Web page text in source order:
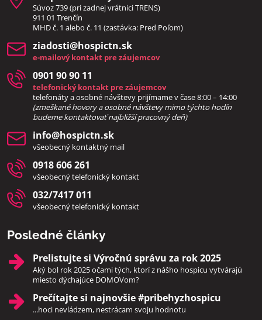
Súvoz 739 (pri zadnej vrátnici TRENS)
911 01 Trenčín
MHD č. 1 alebo č. 11 (zastávka: Pred Poľom)
ziadosti​@hospictn​.sk
e-mailový kontakt pre záujemcov
0901 90 90 11
telefonický kontakt pre záujemcov
telefonáty a osobné návštevy prijímame v čase 8:00 – 14:00
(zmeškané hovory a osobné návštevy mimo týchto hodín
budeme kontaktovať najbližší pracovný deň)
info​@hospictn​.sk
všeobecný kontaktný mail
0918 606 261
všeobecný telefonický kontakt
032/7417 011
všeobecný telefonický kontakt
Posledné články
Prelistujte si Výročnú správu za rok 2025
Aký bol rok 2025 očami tých, ktorí z nášho hospicu vytvárajú
miesto dýchajúce DOMOVom?
Prečítajte si najnovšie #pribehyzhospicu
...hoci nevládzem, nestrácam svoju hodnotu